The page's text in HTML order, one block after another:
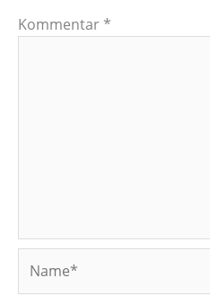
Kommentar *